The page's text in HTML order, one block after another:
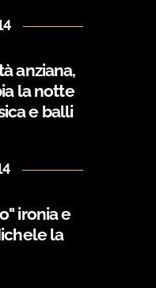
anziana,
la notte
e balli
ironia e
la